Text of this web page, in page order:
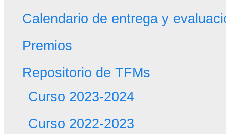
Calendario de entrega y
Premios
Repositorio de TFMs
Curso 2023-2024
Curso 2022-2023